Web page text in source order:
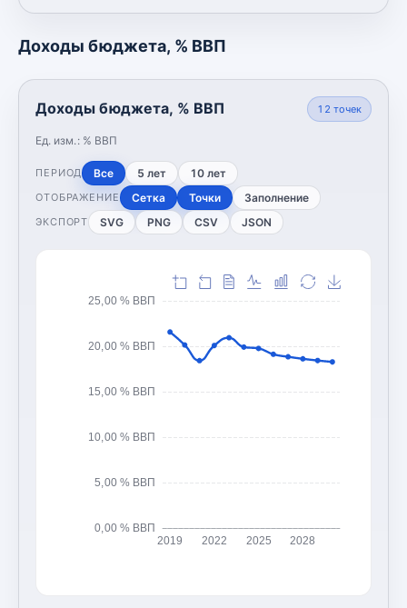
Доходы бюджета, % ВВП
Доходы бюджета, % ВВП
Ед. изм.: % ВВП
12 точек
ПЕРИОД Все 5 лет 10 лет
ОТОБРАЖЕНИЕ Сетка Точки Заполнение
ЭКСПОРТ SVG PNG CSV JSON
0,00 % ВВП
5,00 % ВВП
10,00 % ВВП
15,00 % ВВП
20,00 % ВВП
25,00 % ВВП
2019 2022 2025 2028